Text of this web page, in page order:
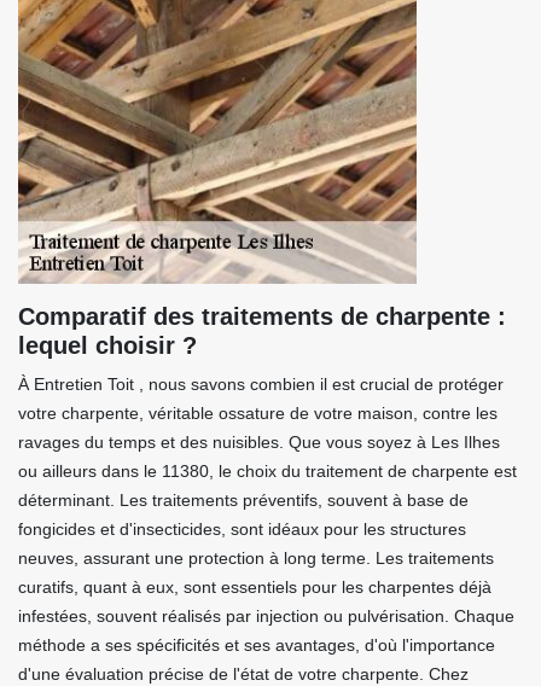
Comparatif des traitements de charpente :
lequel choisir ?
À Entretien Toit , nous savons combien il est crucial de protéger
votre charpente, véritable ossature de votre maison, contre les
ravages du temps et des nuisibles. Que vous soyez à Les Ilhes
ou ailleurs dans le 11380, le choix du traitement de charpente est
déterminant. Les traitements préventifs, souvent à base de
fongicides et d'insecticides, sont idéaux pour les structures
neuves, assurant une protection à long terme. Les traitements
curatifs, quant à eux, sont essentiels pour les charpentes déjà
infestées, souvent réalisés par injection ou pulvérisation. Chaque
méthode a ses spécificités et ses avantages, d'où l'importance
d'une évaluation précise de l'état de votre charpente. Chez